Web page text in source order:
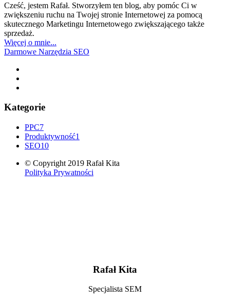
Cześć, jestem Rafał. Stworzyłem ten blog, aby pomóc Ci w
zwiększeniu ruchu na Twojej stronie Internetowej za pomocą
skutecznego Marketingu Internetowego zwiększającego także
sprzedaż.
Więcej o mnie...
Darmowe Narzędzia SEO
Kategorie
PPC7
Produktywność1
SEO10
© Copyright 2019 Rafał Kita
Polityka Prywatności
Rafał Kita
Specjalista SEM